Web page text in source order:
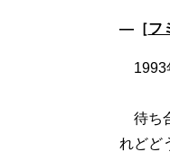
―［フ
1993
待ち
れどど